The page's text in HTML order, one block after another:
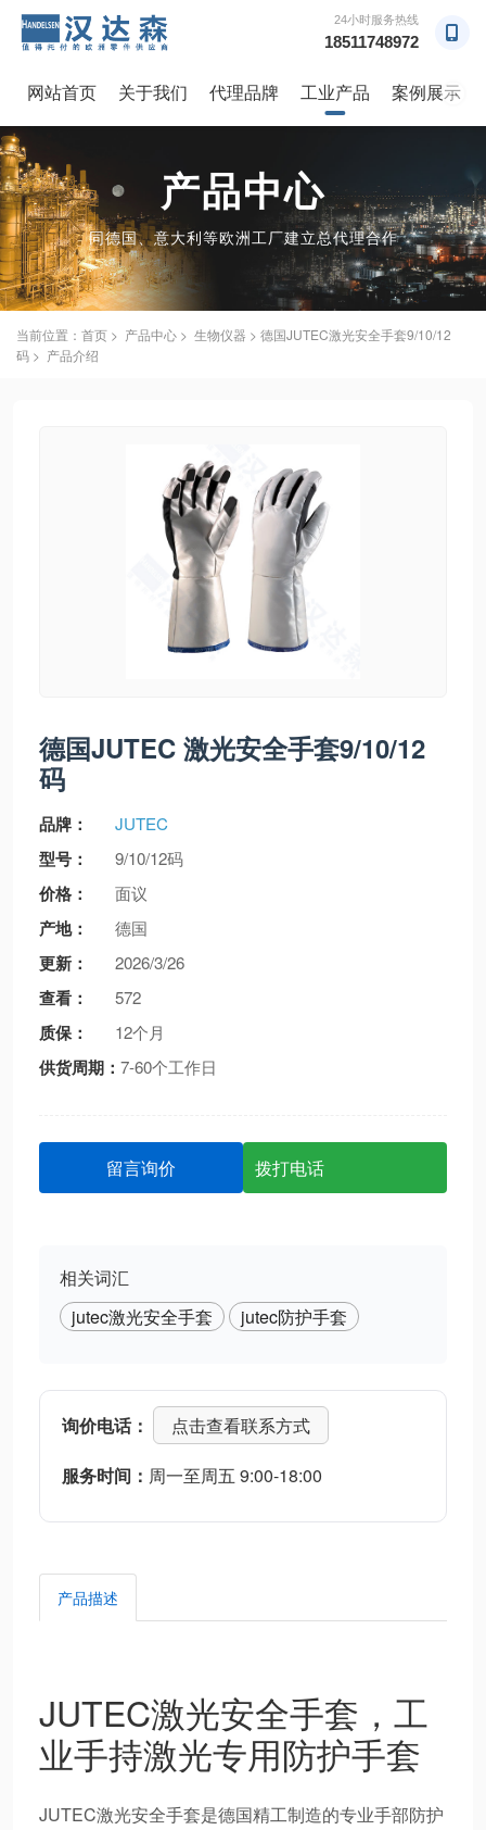
24小时服务热线
18511748972
→
网站首页 关于我们 代理品牌 工业产品 案例展示
产品中心
同德国、意大利等欧洲工厂建立总代理合作
当前位置： 首页 > 产品中心 > 生物仪器 > 德国JUTEC激光安全手套9/10/12
码 > 产品介绍
德国JUTEC 激光安全手套9/10/12
码
品牌： JUTEC
型号： 9/10/12码
价格： 面议
产地： 德国
更新： 2026/3/26
查看： 572
质保： 12个月
供货周期： 7-60个工作日
留言询价 拨打电话
相关词汇
jutec激光安全手套
jutec防护手套
询价电话：
点击查看联系方式
服务时间： 周一至周五 9:00-18:00
产品描述
JUTEC激光安全手套，工
业手持激光专用防护手套
JUTEC激光安全手套是德国精工制造的专业手部防护